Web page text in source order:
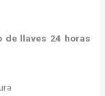
de llaves 24 horas